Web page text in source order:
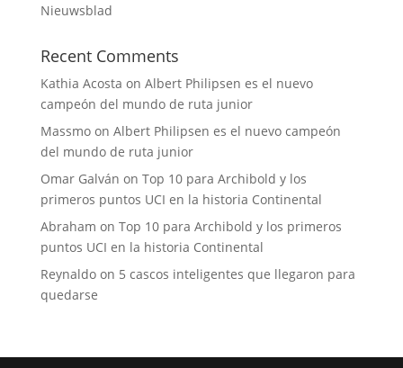
Nieuwsblad
Recent Comments
Kathia Acosta on Albert Philipsen es el nuevo
campeón del mundo de ruta junior
Massmoon Albert Philipsen es el nuevo campeón
del mundo de ruta junior
Omar Galván on Top 10 para Archibold y los
primeros puntos UCI en la historia Continental
Abraham on Top 10 para Archibold y los primeros
puntos UCI en la historia Continental
Reynaldoon 5 cascos inteligentes que llegaron para
quedarse